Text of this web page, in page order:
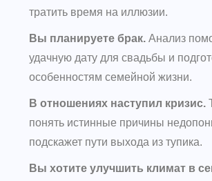
тратить время на иллюзии.
Вы планируете брак. Анализ
удачную дату для свадьбы и
особенностям семейной жизни.
В отношениях наступил кризис.
понять истинные причины
подскажет пути выхода из тупика.
Вы хотите улучшить климат в